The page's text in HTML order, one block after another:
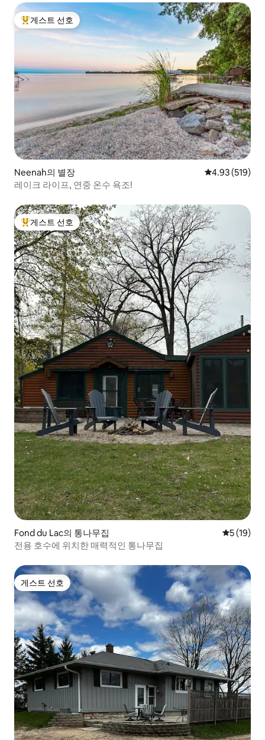
상위 게스트 선호
게스트 선호
Neenah의 별장 평점 4.93점(5
4.93 (519)
레이크 라이프, 연중 온수 욕조!
상위 게스트 선호
게스트 선호
Fond du Lac의 통나무집 평점 5점
5 (19)
전용 호수에 위치한 매력적인 통나무집
게스트 선호
게스트 선호